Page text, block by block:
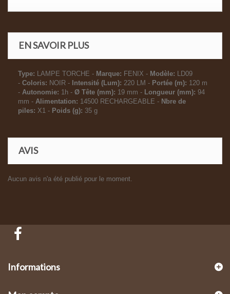
EN SAVOIR PLUS
Type: LAMPE TORCHE - Marque: FENIX - Modèle: LD09
- Coloris: NOIR - Intensité (Lum): 220 LM - Portée (m): 120 m
- Autonomie: 1h - Ø Tête (mm): 19 mm - Longueur (mm): 94
mm - Alimentation: 14500 RECHARGEABLE - Nbre de
piles: X1 - Poids (g): 35 g
AVIS
Aucun avis n'a été publié pour le moment.
Informations